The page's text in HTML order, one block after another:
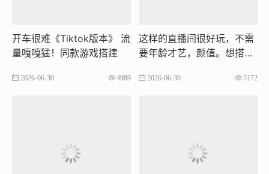
开车很难《Tiktok版本》 ​流
量嘎嘎猛！同款游戏搭建
2026-06-30 4989
这样的直播间很好玩，不需
要年龄才艺，颜值。想搭建
2026-06-30 5172